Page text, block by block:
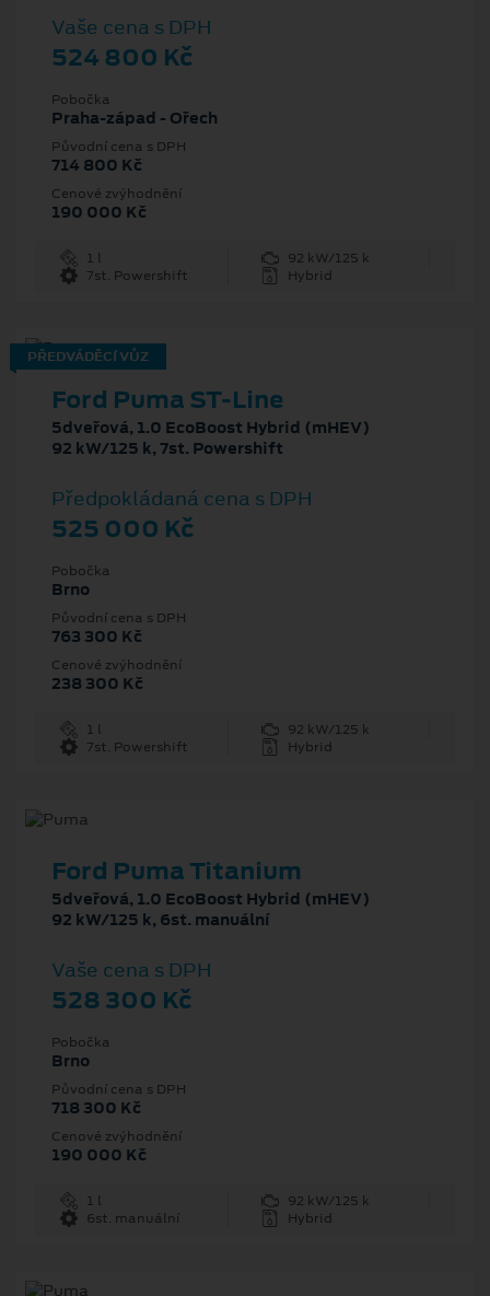
Vaše cena s DPH
524 800 Kč
Pobočka
Praha-západ - Ořech
Původní cena s DPH
714 800 Kč
Cenové zvýhodnění
190 000 Kč
1 l
92 kW/125 k
7st. Powershift
Hybrid
PŘEDVÁDĚCÍ VŮZ
Ford Puma ST-Line
5dveřová, 1.0 EcoBoost Hybrid (mHEV)
92 kW/125 k, 7st. Powershift
Předpokládaná cena s DPH
525 000 Kč
Pobočka
Brno
Původní cena s DPH
763 300 Kč
Cenové zvýhodnění
238 300 Kč
1 l
92 kW/125 k
7st. Powershift
Hybrid
Ford Puma Titanium
5dveřová, 1.0 EcoBoost Hybrid (mHEV)
92 kW/125 k, 6st. manuální
Vaše cena s DPH
528 300 Kč
Pobočka
Brno
Původní cena s DPH
718 300 Kč
Cenové zvýhodnění
190 000 Kč
1 l
92 kW/125 k
6st. manuální
Hybrid